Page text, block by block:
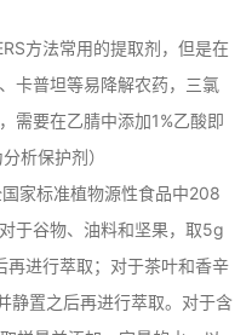
方法常用的提取剂，但是在
卡普坦等易降解农药，三氯
需要在乙腈中添加1%乙酸即
析保护剂）
家标准植物源性食品中208
于谷物、油料和坚果，取5g
进行萃取；对于茶叶和香辛
静置之后再进行萃取。对于含